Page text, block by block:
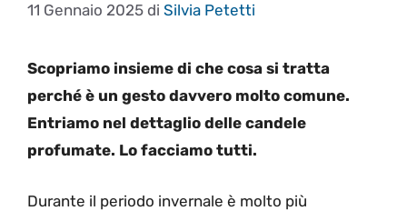
11 Gennaio 2025 di Silvia Petetti
Scopriamo insieme di che cosa si tratta
perché è un gesto davvero molto comune.
Entriamo nel dettaglio delle candele
profumate. Lo facciamo tutti.
Durante il periodo invernale è molto più